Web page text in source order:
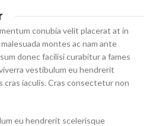
conubia velit placerat at in
montes ac nam ante
donec facilisi curabitur a fames
vestibulum eu hendrerit
cras iaculis. Cras consectetur non
eu hendrerit scelerisque